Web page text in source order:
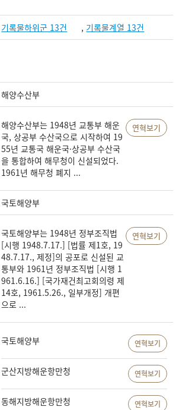
기록물하위군 13건 , 기록물계열 13건
해양수산부
해양수산부는 1948년 교통부 해운
국, 상공부 수산국으로 시작하여 19
55년 교통국 해운국·상공부 수산국
을 통합하여 해무청이 신설되었다.
1961년 해무청 폐지 ...
연혁보기
국토해양부
국토해양부는 1948년 정부조직법
[시행 1948.7.17.] [법률 제1호, 19
48.7.17., 제정]의 공포로 신설된 교
통부와 1961년 정부조직법 [시행 1
961.6.16.] [국가재건최고회의령 제
14호, 1961.5.26., 일부개정] 개편
으로 ...
연혁보기
국토해양부 연혁보기
군산지방해운항만청 연혁보기
동해지방해운항만청 연혁보기